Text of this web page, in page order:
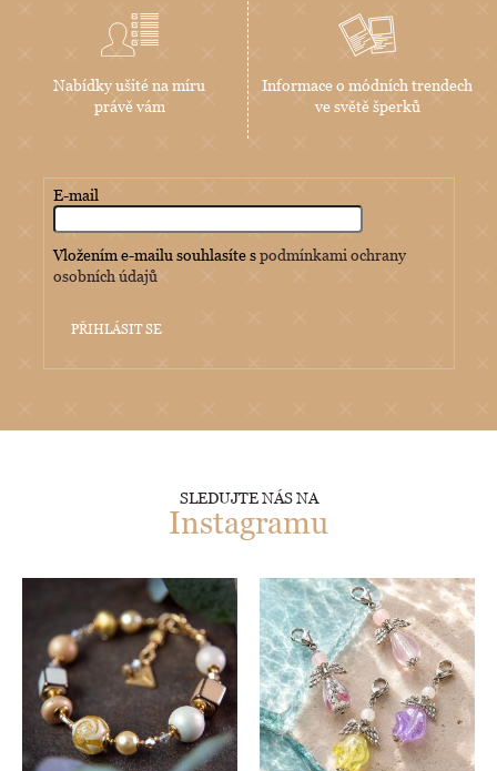
Nabídky ušité na míru
právě vám
Informace o módních trendech
ve světě šperků
E-mail
Vložením e-mailu souhlasíte spodmínkami ochrany
osobních údajů
PŘIHLÁSIT SE
SLEDUJTE NÁS NA
Instagramu